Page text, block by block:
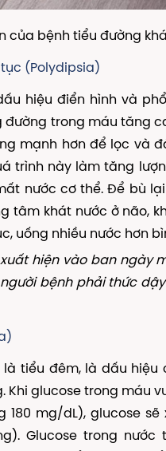
của bệnh tiểu đường
(Polydipsia)
hiệu điển hình và
đường trong máu tăng
mạnh hơn để lọc và
trình này làm tăng
nước cơ thể. Để bù
tâm khát nước ở não,
uống nhiều nước hơn
hiện vào ban ngày
bệnh phải thức
tiểu đêm, là dấu hiệu
Khi glucose trong máu
180 mg/dL), glucose sẽ
Glucose trong nước